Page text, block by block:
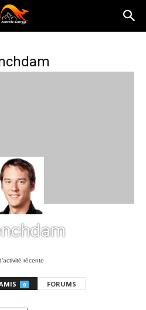
récente
0 FORUMS